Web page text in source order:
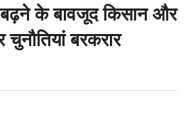
बढ़ने के बावजूद किसान और
बरकरार